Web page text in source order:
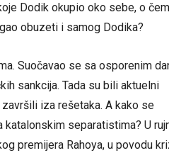
Dodik okupio oko sebe, o
obuzeti i samog Dodika?
Suočavao se sa osporenim
sankcija. Tada su bili aktuelni
završili iza rešetaka. A kako se
separatistima? U
premijera Rahoya, u povodu